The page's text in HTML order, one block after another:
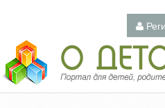
Педагогический портал «О